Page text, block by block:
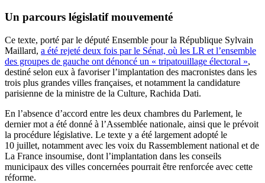
Un parcours législatif mouvementé
Ce texte, porté par le député Ensemble pour la République Sylvain
Maillard, a été rejeté deux fois par le Sénat, où les LR et l’ensemble
des groupes de gauche ont dénoncé un « tripatouillage électoral »,
destiné selon eux à favoriser l’implantation des macronistes dans les
trois plus grandes villes françaises, et notamment la candidature
parisienne de la ministre de la Culture, Rachida Dati.
En l’absence d’accord entre les deux chambres du Parlement, le
dernier mot a été donné à l’Assemblée nationale, ainsi que le prévoit
la procédure législative. Le texte y a été largement adopté le
10 juillet, notamment avec les voix du Rassemblement national et de
La France insoumise, dont l’implantation dans les conseils
municipaux des villes concernées pourrait être renforcée avec cette
réforme.